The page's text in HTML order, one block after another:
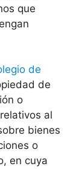
que
de
de
o
al
bienes
o
en cuya